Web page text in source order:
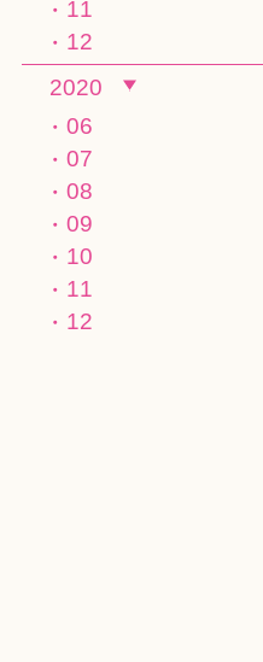
11
12
2020
06
07
08
09
10
11
12